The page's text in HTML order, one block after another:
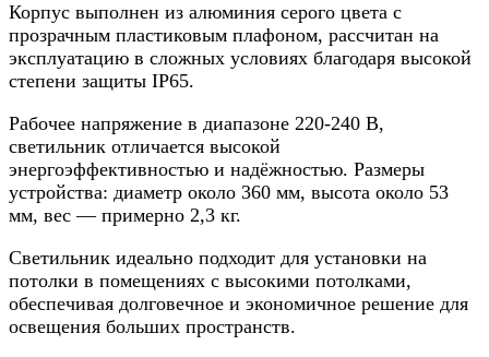
Корпус выполнен из алюминия серого цвета с
прозрачным пластиковым плафоном, рассчитан на
эксплуатацию в сложных условиях благодаря высокой
степени защиты IP65.
Рабочее напряжение в диапазоне 220-240 В,
светильник отличается высокой
энергоэффективностью и надёжностью. Размеры
устройства: диаметр около 360 мм, высота около 53
мм, вес — примерно 2,3 кг.
Светильник идеально подходит для установки на
потолки в помещениях с высокими потолками,
обеспечивая долговечное и экономичное решение для
освещения больших пространств.